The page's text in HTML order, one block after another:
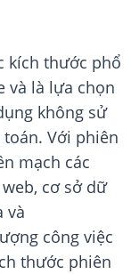
kích thước phổ
và là lựa chọn
không sử
Với phiên
mạch các
cơ sở dữ
và
công việc
thước phiên